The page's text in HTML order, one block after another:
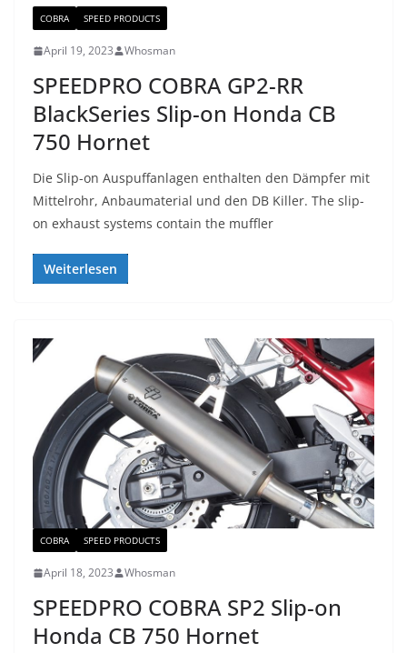
COBRA SPEED PRODUCTS
April 19, 2023 Whosman
SPEEDPRO COBRA GP2-RR
BlackSeries Slip-on Honda CB
750 Hornet
Die Slip-on Auspuffanlagen enthalten den Dämpfer mit
Mittelrohr, Anbaumaterial und den DB Killer. The slip-
on exhaust systems contain the muffler
Weiterlesen
COBRA SPEED PRODUCTS
April 18, 2023 Whosman
SPEEDPRO COBRA SP2 Slip-on
Honda CB 750 Hornet